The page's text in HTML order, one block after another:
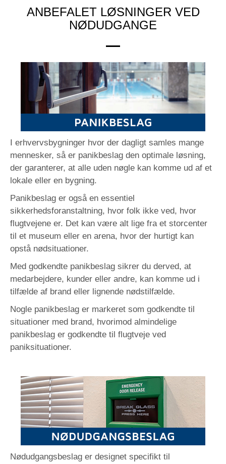
ANBEFALET LØSNINGER VED
NØDUDGANGE
I erhvervsbygninger hvor der dagligt samles mange
mennesker, så er panikbeslag den optimale løsning,
der garanterer, at alle uden nøgle kan komme ud af et
lokale eller en bygning.
Panikbeslag er også en essentiel
sikkerhedsforanstaltning, hvor folk ikke ved, hvor
flugtvejene er. Det kan være alt lige fra et storcenter
til et museum eller en arena, hvor der hurtigt kan
opstå nødsituationer.
Med godkendte panikbeslag sikrer du derved, at
medarbejdere, kunder eller andre, kan komme ud i
tilfælde af brand eller lignende nødstilfælde.
Nogle panikbeslag er markeret som godkendte til
situationer med brand, hvorimod almindelige
panikbeslag er godkendte til flugtveje ved
paniksituationer.
Nødudgangsbeslag er designet specifikt til